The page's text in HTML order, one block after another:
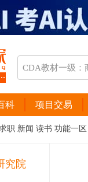
科 项目交易
职 新闻 读书 功能一区
究院